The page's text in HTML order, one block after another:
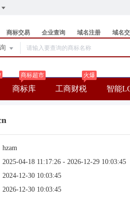
商标交易 企业查询 域名注册 域名
商标库
商标超市
工商财税
火爆
智能
hzam
2025-04-18 11:17:26 - 2026-12-29 10:03:45
2024-12-30 10:03:45
2026-12-30 10:03:45